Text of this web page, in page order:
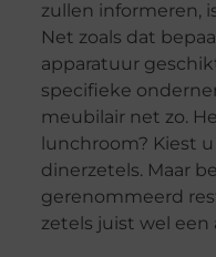
zullen informeren,
Net zoals dat
apparatuur
specifieke
meubilair net zo.
lunchroom? Kiest
dinerzetels. Maar
gerenommeerd
zetels juist wel een